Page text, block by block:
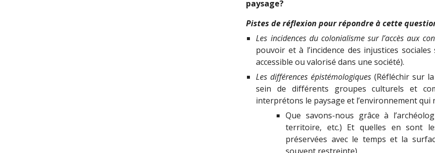
paysage?
Pistes de réflexion pour répondre à cette
Les incidences du colonialisme sur l’accès aux
pouvoir et à l’incidence des injustices
accessible ou valorisé dans une société).
Les différences épistémologiques(Réfléchir sur
sein de différents groupes culturels et
interprétons le paysage et l’environnement qui
Que savons-nous grâce à
territoire, etc.) Et quelles en sont
préservées avec le temps et la